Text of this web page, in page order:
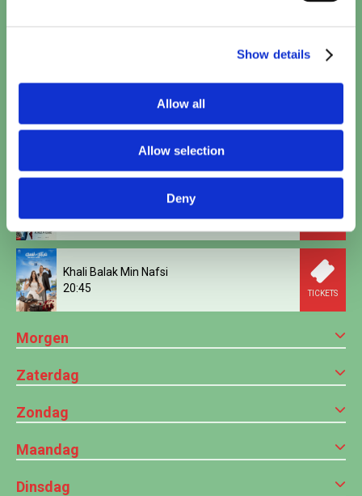
Show details
Allow all
Allow selection
Deny
Woman and Child
Spider-Man: Brand New Day
20:30
TICKETS
Khali Balak Min Nafsi
20:45
TICKETS
Morgen
Zaterdag
Zondag
Maandag
Dinsdag